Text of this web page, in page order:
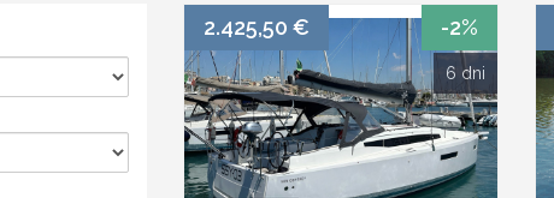
2.425,50 € -2%
6 dni